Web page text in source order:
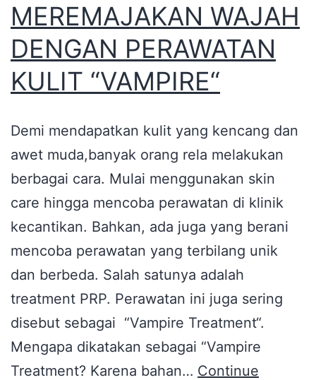
MEREMAJAKAN WAJAH
DENGAN PERAWATAN
KULIT “VAMPIRE“
Demi mendapatkan kulit yang kencang dan
awet muda,banyak orang rela melakukan
berbagai cara. Mulai menggunakan skin
care hingga mencoba perawatan di klinik
kecantikan. Bahkan, ada juga yang berani
mencoba perawatan yang terbilang unik
dan berbeda. Salah satunya adalah
treatment PRP. Perawatan ini juga sering
disebut sebagai “Vampire Treatment“.
Mengapa dikatakan sebagai “Vampire
Treatment? Karena bahan… Continue